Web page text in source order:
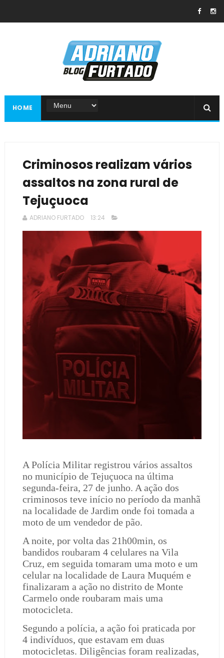
HOME
Criminosos realizam vários
assaltos na zona rural de
Tejuçuoca
ADRIANO FURTADO 13:24
A Polícia Militar registrou vários assaltos
no município de Tejuçuoca na última
segunda-feira, 27 de junho. A ação dos
criminosos teve início no período da manhã
na localidade de Jardim onde foi tomada a
moto de um vendedor de pão.
A noite, por volta das 21h00min, os
bandidos roubaram 4 celulares na Vila
Cruz, em seguida tomaram uma moto e um
celular na localidade de Laura Muquém e
finalizaram a ação no distrito de Monte
Carmelo onde roubaram mais uma
motocicleta.
Segundo a polícia, a ação foi praticada por
4 indivíduos, que estavam em duas
motocicletas. Diligências foram realizadas,